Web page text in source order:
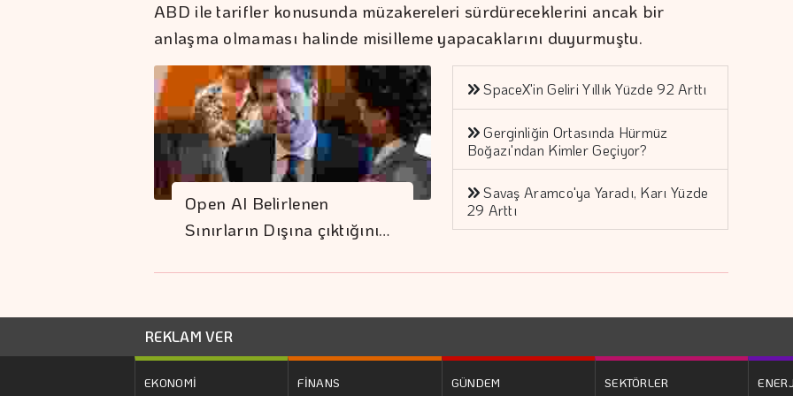
ABD ile tarifler konusunda müzakereleri sürdüreceklerini ancak bir
anlaşma olmaması halinde misilleme yapacaklarını duyurmuştu.
Open AI Belirlenen
Sınırların Dışına çıktığını…
SpaceX'in Geliri Yıllık Yüzde 92 Arttı
Gerginliğin Ortasında Hürmüz
Boğazı'ndan Kimler Geçiyor?
Savaş Aramco'ya Yaradı, Karı Yüzde
29 Arttı
REKLAM VER
EKONOMİ FİNANS GÜNDEM SEKTÖRLER